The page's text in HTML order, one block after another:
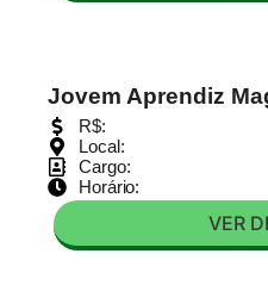
Jovem Aprendiz
R$:
Local:
Cargo:
Horário:
VER